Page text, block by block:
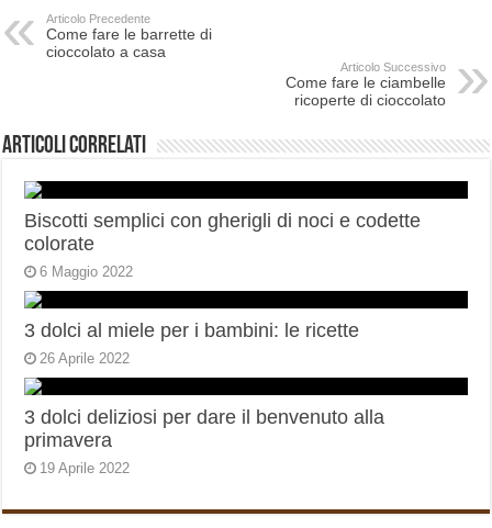
Articolo Precedente
Come fare le barrette di
cioccolato a casa
Articolo Successivo
Come fare le ciambelle
ricoperte di cioccolato
Articoli correlati
Biscotti semplici con gherigli di noci e codette
colorate
6 Maggio 2022
3 dolci al miele per i bambini: le ricette
26 Aprile 2022
3 dolci deliziosi per dare il benvenuto alla
primavera
19 Aprile 2022